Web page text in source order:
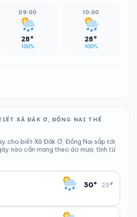
09:00
28°
100%
10:00
28°
100%
XÃ ĐĂK Ơ, ĐỒNG NAI THẾ
cho biết Xã Đăk Ơ, Đồng Nai sắp tới
nào cần mang theo áo mưa, tính từ
30° 23°
▾